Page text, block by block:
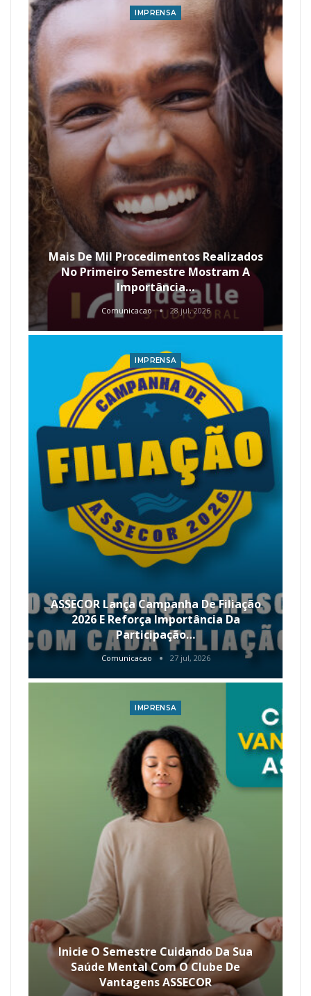
IMPRENSA
Mais De Mil Procedimentos Realizados
No Primeiro Semestre Mostram A
Importância…
Comunicacao 28 jul, 2026
IMPRENSA
ASSECOR Lança Campanha De Filiação
2026 E Reforça Importância Da
Participação…
Comunicacao 27 jul, 2026
IMPRENSA
Inicie O Semestre Cuidando Da Sua
Saúde Mental Com O Clube De
Vantagens ASSECOR